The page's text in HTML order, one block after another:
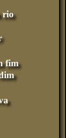
rio
fim